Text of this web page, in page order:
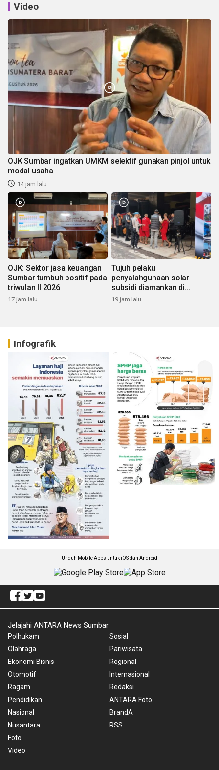
Video
OJK Sumbar ingatkan UMKM selektif gunakan pinjol untuk
modal usaha
14 jam lalu
OJK: Sektor jasa keuangan
Sumbar tumbuh positif pada
triwulan II 2026
17 jam lalu
Tujuh pelaku
penyalahgunaan solar
subsidi diamankan di
Sumbar
19 jam lalu
Infografik
Unduh Mobile Apps untuk iOS dan Android
Jelajahi ANTARA News Sumbar
Polhukam
Olahraga
Ekonomi Bisnis
Otomotif
Ragam
Pendidikan
Nasional
Nusantara
Foto
Video
Sosial
Pariwisata
Regional
Internasional
Redaksi
ANTARA Foto
BrandA
RSS